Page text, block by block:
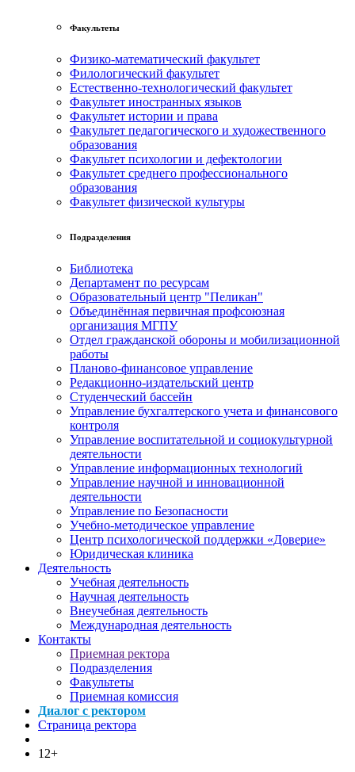
Факультеты
Физико-математический факультет
Филологический факультет
Естественно-технологический факультет
Факультет иностранных языков
Факультет истории и права
Факультет педагогического и художественного
образования
Факультет психологии и дефектологии
Факультет среднего профессионального
образования
Факультет физической культуры
Подразделения
Библиотека
Департамент по ресурсам
Образовательный центр "Пеликан"
Объединённая первичная профсоюзная
организация МГПУ
Отдел гражданской обороны и мобилизационной
работы
Планово-финансовое управление
Редакционно-издательский центр
Студенческий бассейн
Управление бухгалтерского учета и финансового
контроля
Управление воспитательной и социокультурной
деятельности
Управление информационных технологий
Управление научной и инновационной
деятельности
Управление по Безопасности
Учебно-методическое управление
Центр психологической поддержки «Доверие»
Юридическая клиника
Деятельность
Учебная деятельность
Научная деятельность
Внеучебная деятельность
Международная деятельность
Контакты
Приемная ректора
Подразделения
Факультеты
Приемная комиссия
Диалог с ректором
Страница ректора
12+